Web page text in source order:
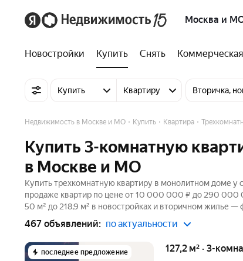
Москва и
Новостройки Купить Снять Коммерческая
Купить Квартиру Вторичка,
Недвижимость в Москве и МО Купить Квартира
Купить 3-комнатную
в Москве и МО
Купить трехкомнатную квартиру в монолитном доме у
продаже квартир по цене от 10 000 000 ₽ до 290
50 м² до 218,9 м² в новостройках и вторичном жилье —
467 объявлений: по актуальности
последнее предложение 127,2 м² · 3-